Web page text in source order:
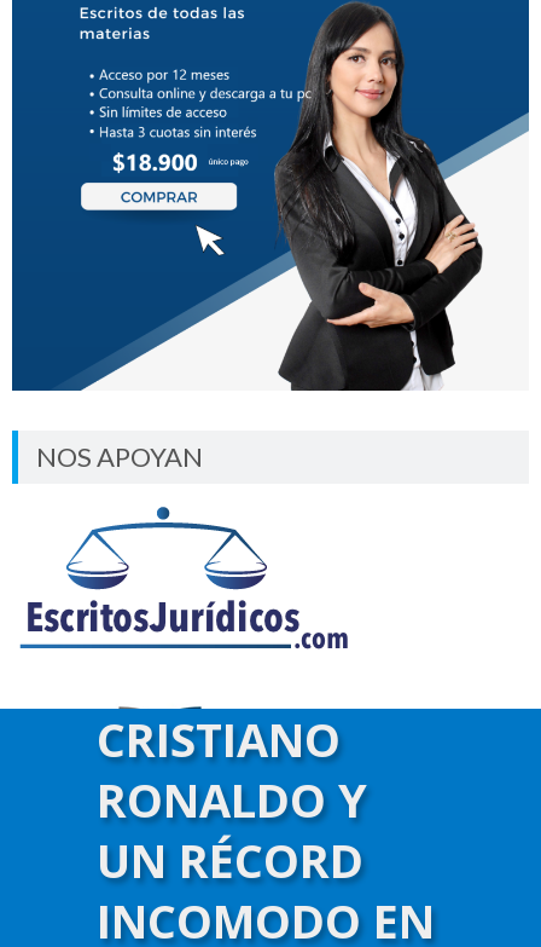
NOS APOYAN
CRISTIANO
RONALDO Y
UN RÉCORD
INCOMODO EN